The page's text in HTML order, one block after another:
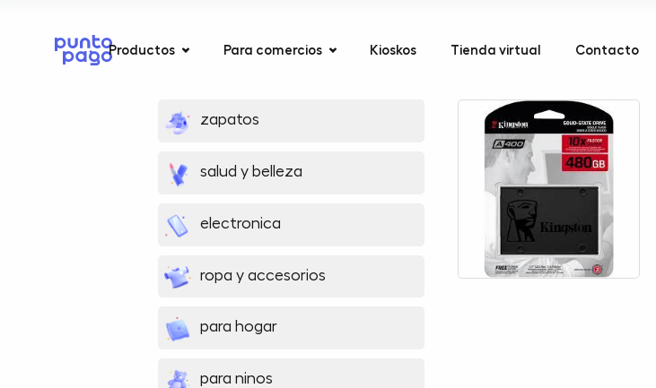
Productos Para comercios Kioskos Tienda virtual Contacto
zapatos
salud y belleza
electronica
ropa y accesorios
para hogar
para ninos